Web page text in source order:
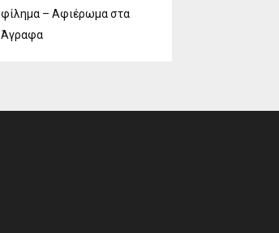
φίλημα – Αφιέρωμα στα
Άγραφα